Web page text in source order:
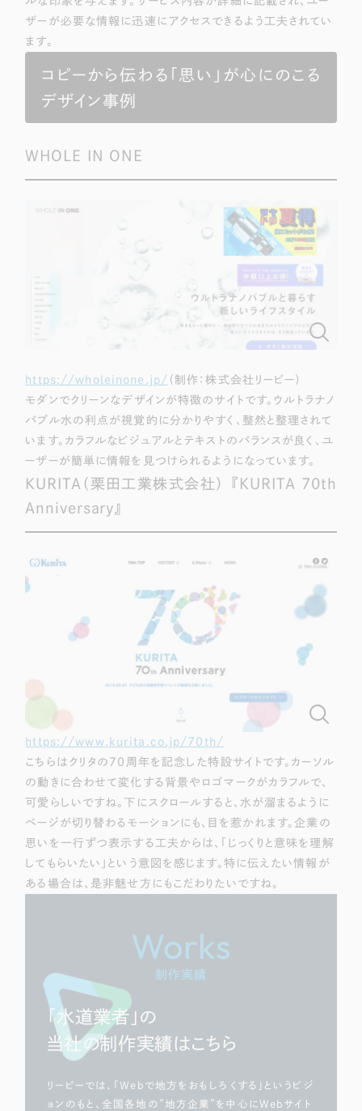
ザーが必要な情報に迅速にアクセスできるよう工夫されてい
ます。
コピーから伝わる「思い」が心にのこる
デザイン事例
WHOLE IN ONE
https://wholeinone.jp/ （制作：株式会社リーピー）
モダンでクリーンなデザインが特徴のサイトです。ウルトラナノ
バブル水の利点が視覚的に分かりやすく、整然と整理されて
います。カラフルなビジュアルとテキストのバランスが良く、ユ
ーザーが簡単に情報を見つけられるようになっています。
KURITA（栗田工業株式会社） 『KURITA 70th
Anniversary』
https://www.kurita.co.jp/70th/
こちらはクリタの70周年を記念した特設サイトです。カーソル
の動きに合わせて変化する背景やロゴマークがカラフルで、
可愛らしいですね。下にスクロールすると、水が溜まるように
ページが切り替わるモーションにも、目を惹かれます。企業の
思いを一行ずつ表示する工夫からは、「じっくりと意味を理解
してもらいたい」という意図を感じます。特に伝えたい情報が
ある場合は、是非魅せ方にもこだわりたいですね。
Works
制作実績
「水道業者」の
当社の制作実績はこちら
リーピーでは、「Webで地方をおもしろくする」というビジ
ョンのもと、全国各地の”地方企業”を中心にWebサイト